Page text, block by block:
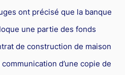
ont précisé que la banque
une partie des fonds
de construction de maison
d’une copie de